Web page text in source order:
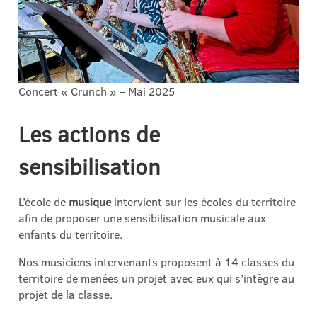
Concert « Crunch » – Mai 2025
Les actions de
sensibilisation
L’école de musiqueintervient sur les écoles du territoire
afin de proposer une sensibilisation musicale aux
enfants du territoire.
Nos musiciens intervenants proposent à 14 classes du
territoire de menées un projet avec eux qui s’intègre au
projet de la classe.